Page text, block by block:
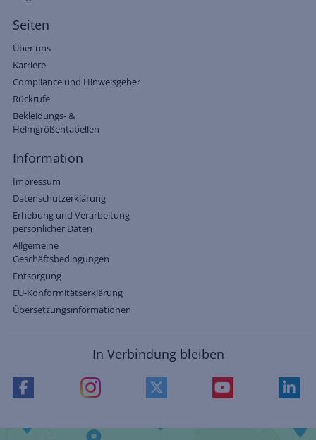
Seiten
Über uns
Karriere
Compliance und Hinweisgeber
Rückrufe
Bekleidungs- &
Helmgrößentabellen
Information
Impressum
Datenschutzerklärung
Erhebung und Verarbeitung
persönlicher Daten
Allgemeine
Geschäftsbedingungen
Entsorgung
EU-Konformitätserklärung
Übersetzungsinformationen
In Verbindung bleiben